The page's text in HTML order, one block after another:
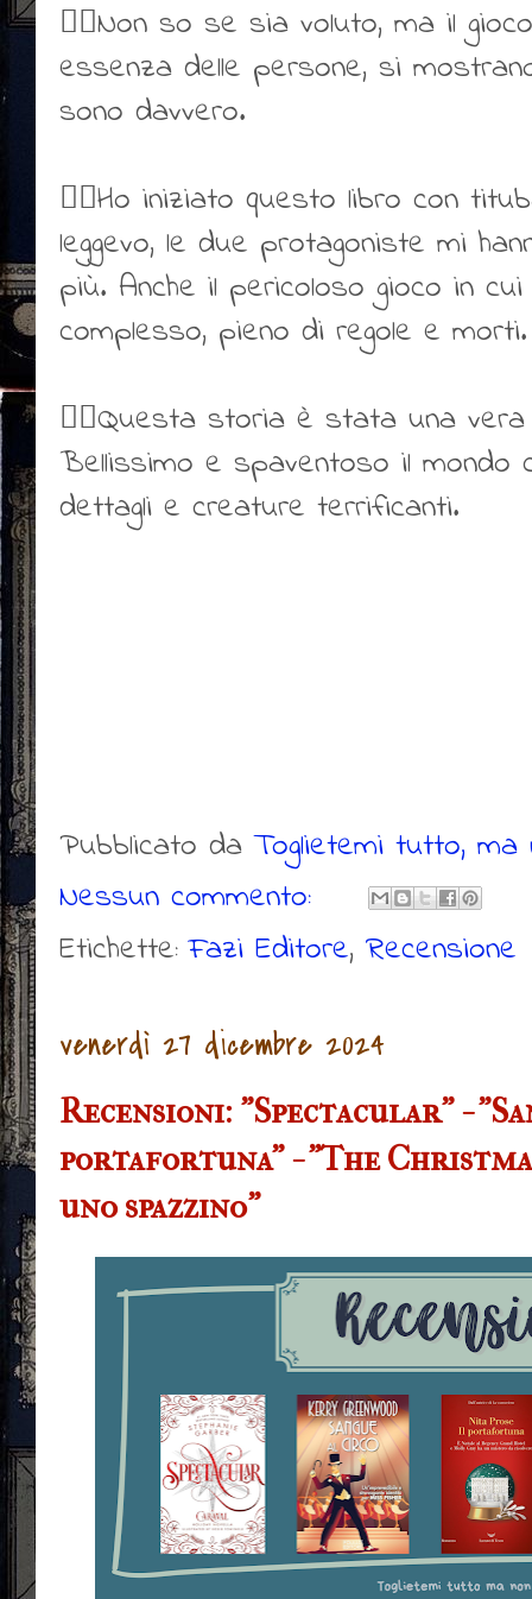
👍🏻Non so se sia voluto, ma il
essenza delle persone, si
sono davvero.
👍🏻Ho iniziato questo libro con
leggevo, le due protagoniste mi
più. Anche il pericoloso gioco in
complesso, pieno di regole e morti.
👍🏻Questa storia è stata una
Bellissimo e spaventoso il mondo
dettagli e creature terrificanti.
Pubblicato daToglietemi tutto, ma
Nessun commento:
Etichette:Fazi Editore, Recensione
venerdì 27 dicembre 2024
Recensioni: "Spectacular" -
portafortuna" - "The
uno spazzino"